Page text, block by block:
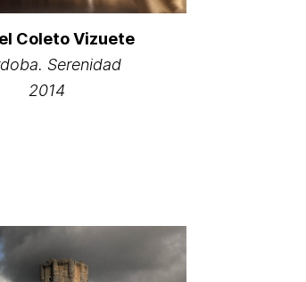
Coleto Vizuete
Serenidad
2014